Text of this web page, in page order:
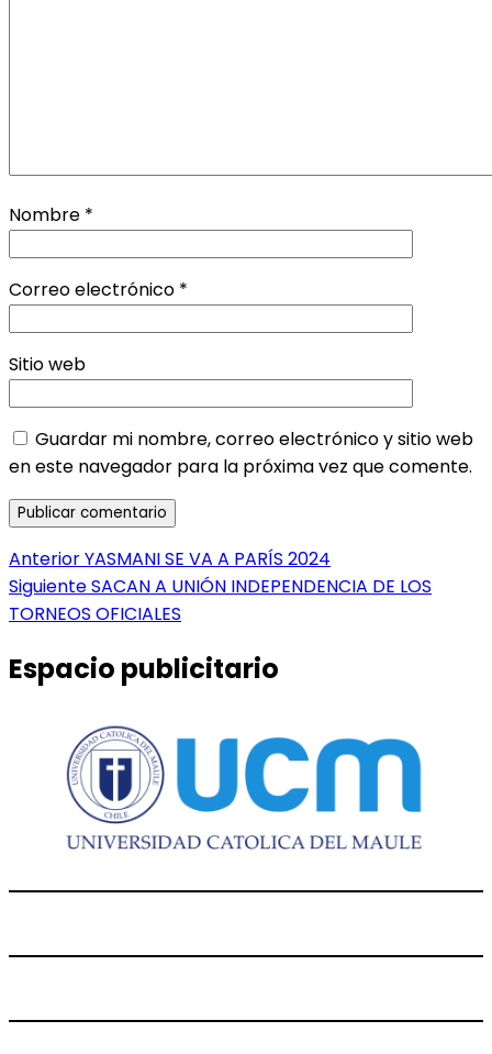
Nombre *
Correo electrónico *
Sitio web
Guardar mi nombre, correo electrónico y sitio web
en este navegador para la próxima vez que comente.
Navegación
de
AnteriorEntrada
anterior:
YASMANI SE VA A PARÍS 2024
SiguienteEntrada
siguiente:
SACAN A UNIÓN INDEPENDENCIA DE LOS
TORNEOS OFICIALES
Espacio publicitario